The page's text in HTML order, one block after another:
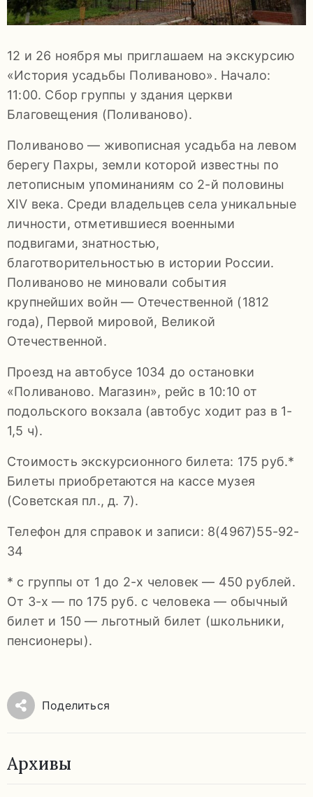
(4967)
55-
34
pdls_mukpmuzey@mosreg.ru
Заявление
конфиденциальности
12 и 26 ноября мы приглашаем на экскурсию
«История усадьбы Поливаново». Начало:
11:00. Сбор группы у здания церкви
Благовещения (Поливаново).
Поливаново — живописная усадьба на левом
берегу Пахры, земли которой известны по
летописным упоминаниям со 2-й половины
XIV века. Среди владельцев села уникальные
личности, отметившиеся военными
подвигами, знатностью,
благотворительностью в истории России.
Поливаново не миновали события
крупнейших войн — Отечественной (1812
года), Первой мировой, Великой
Отечественной.
Проезд на автобусе 1034 до остановки
«Поливаново. Магазин», рейс в 10:10 от
подольского вокзала (автобус ходит раз в 1-
1,5 ч).
Стоимость экскурсионного билета: 175 руб.*
Билеты приобретаются на кассе музея
(Советская пл., д. 7).
Телефон для справок и записи: 8(4967)55-92-
34
* с группы от 1 до 2-х человек — 450 рублей.
От 3-х — по 175 руб. с человека — обычный
билет и 150 — льготный билет (школьники,
пенсионеры).
Поделиться
Архивы